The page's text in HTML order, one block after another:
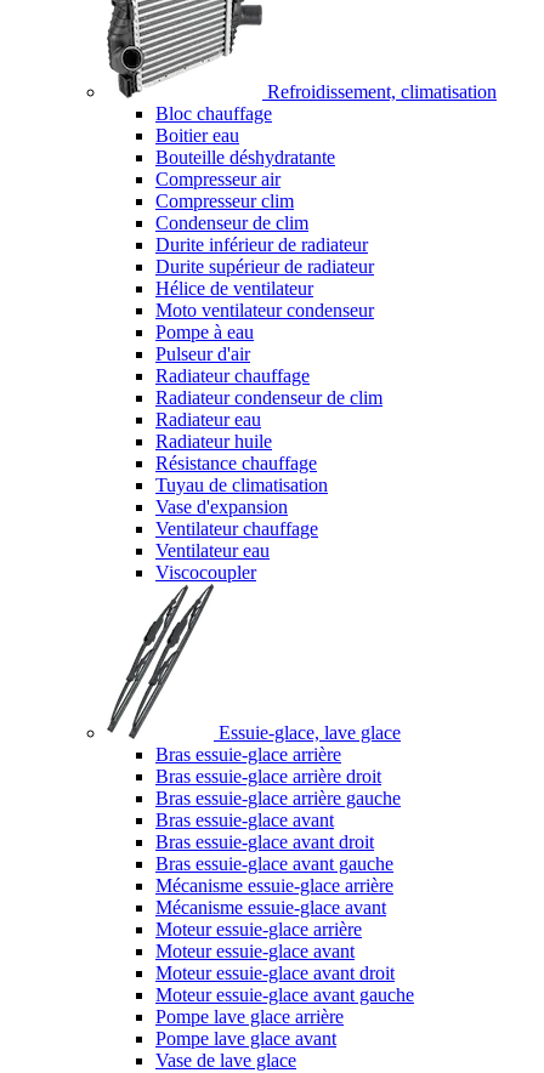
Refroidissement, climatisation
Bloc chauffage
Boitier eau
Bouteille déshydratante
Compresseur air
Compresseur clim
Condenseur de clim
Durite inférieur de radiateur
Durite supérieur de radiateur
Hélice de ventilateur
Moto ventilateur condenseur
Pompe à eau
Pulseur d'air
Radiateur chauffage
Radiateur condenseur de clim
Radiateur eau
Radiateur huile
Résistance chauffage
Tuyau de climatisation
Vase d'expansion
Ventilateur chauffage
Ventilateur eau
Viscocoupler
Essuie-glace, lave glace
Bras essuie-glace arrière
Bras essuie-glace arrière droit
Bras essuie-glace arrière gauche
Bras essuie-glace avant
Bras essuie-glace avant droit
Bras essuie-glace avant gauche
Mécanisme essuie-glace arrière
Mécanisme essuie-glace avant
Moteur essuie-glace arrière
Moteur essuie-glace avant
Moteur essuie-glace avant droit
Moteur essuie-glace avant gauche
Pompe lave glace arrière
Pompe lave glace avant
Vase de lave glace